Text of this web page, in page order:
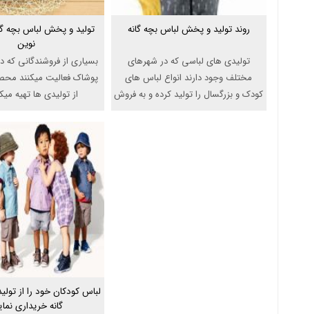
روند تولید و پخش لباس بچه گانه
تولیدی های لباسی که در شهرهای
مختلف وجود دارند انواع لباس های
کودک و بزرگسال را تولید کرده و به فروش
تولید و پخش لباس بچه
نوین
بسیاری از فروشندگانی که
پوشاک فعالیت میکنند
از تولیدی ها تهیه
لباس کودکان خود را از
گانه خریداری